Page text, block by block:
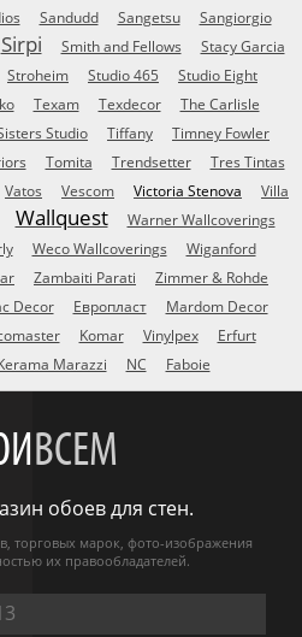
Sandudd Sangetsu
Sangiorgio
Sirpi Smith and Fellows
Stacy Garcia
Stroheim Studio 465
Studio Eight
Texam Texdecor
The Carlisle
Studio Tiffany
Timney Fowler
Tomita Trendsetter
Tres Tintas
Vatos Vescom Victoria Stenova
Villa
Wallquest
Warner Wallcoverings
Weco Wallcoverings
Wiganford
Zambaiti Parati Zimmer & Rohde
Decor Европласт
Mardom Decor
Komar Vinylpex
Erfurt
Marazzi NC Faboie
ВСЕМ
обоев для стен.
торговых марок, фото-изображения
их правообладателей.